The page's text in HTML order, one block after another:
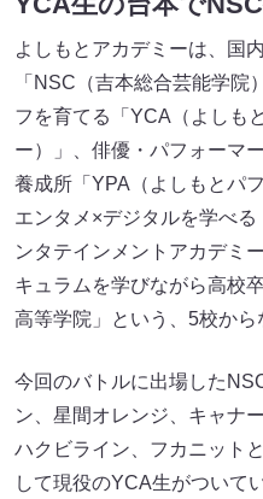
よしもとアカデミーは、国
「NSC（吉本総合芸能学院
フを育てる「YCA（よしも
ー）」、俳優・パフォーマ
養成所「YPA（よしもとパ
エンタメ×デジタルを学べ
ンタテインメントアカデミ
キュラムを学びながら高校
高等学院」という、5校から
今回のバトルに出場した
ン、星間オレンジ、キャナ
ハクビライン、フカニット
して現役のYCA生がついて